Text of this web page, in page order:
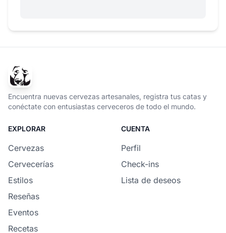
Encuentra nuevas cervezas artesanales, registra tus catas y
conéctate con entusiastas cerveceros de todo el mundo.
EXPLORAR
Cervezas
Cervecerías
Estilos
Reseñas
Eventos
Recetas
CUENTA
Perfil
Check-ins
Lista de deseos